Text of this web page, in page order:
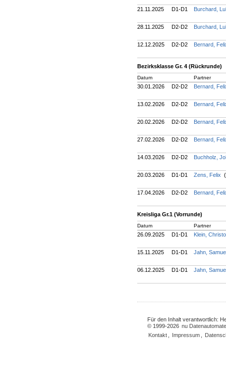
21.11.2025 D1-D1 Burchard,
28.11.2025 D2-D2 Burchard,
12.12.2025 D2-D2 Bernard,
Bezirksklasse Gr. 4 (Rückrunde)
Datum Partner
30.01.2026 D2-D2 Bernard,
13.02.2026 D2-D2 Bernard,
20.02.2026 D2-D2 Bernard,
27.02.2026 D2-D2 Bernard,
14.03.2026 D2-D2 Buchholz,
20.03.2026 D1-D1 Zens, Felix
17.04.2026 D2-D2 Bernard,
Kreisliga Gr.1 (Vorrunde)
Datum Partner
26.09.2025 D1-D1 Klein,
15.11.2025 D1-D1 Jahn,
06.12.2025 D1-D1 Jahn,
Für den Inhalt verantwortlich:
© 1999-2026 nu
Kontakt
Impressum